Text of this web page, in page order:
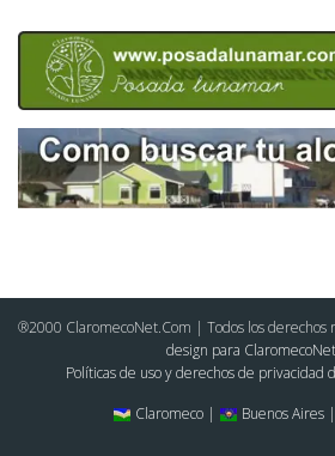
®2000 ClaromecoNet.Com | Todos los derechos
design para
Políticas de uso y derechos de privacidad
Claromeco |
Buenos Aires |